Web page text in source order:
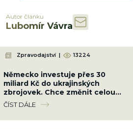
Autor článku
Lubomír Vávra
Zpravodajství | 13224
Německo investuje přes 30
miliard Kč do ukrajinských
zbrojovek. Chce změnit celou
válku a srazit Rusko na kolena
ČÍST DÁLE